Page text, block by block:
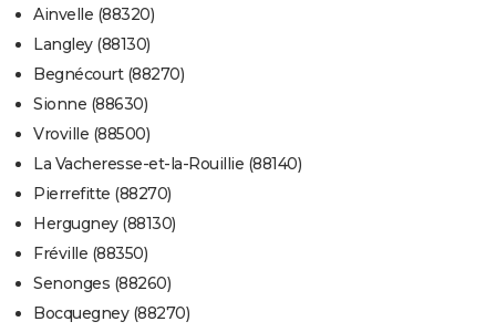
Ainvelle (88320)
Langley (88130)
Begnécourt (88270)
Sionne (88630)
Vroville (88500)
La Vacheresse-et-la-Rouillie (88140)
Pierrefitte (88270)
Hergugney (88130)
Fréville (88350)
Senonges (88260)
Bocquegney (88270)